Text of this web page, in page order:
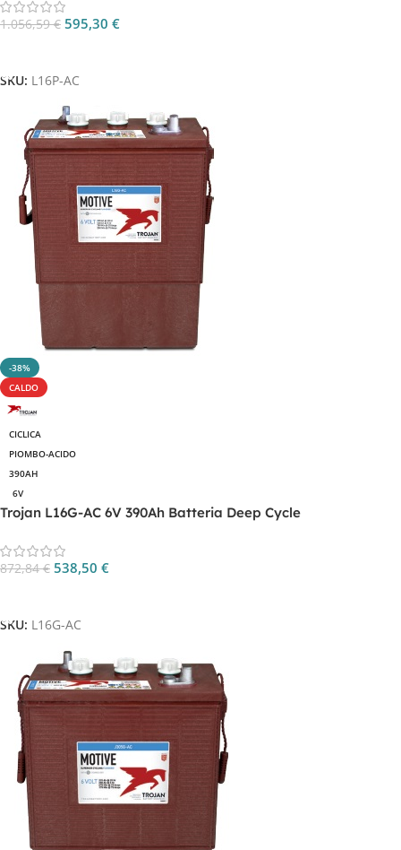
1.056,59€ 595,30 €
SKU: L16P-AC
-38%
CALDO
CICLICA
PIOMBO-ACIDO
390AH
6V
Trojan L16G-AC 6V 390Ah Batteria Deep Cycle
872,84€ 538,50 €
SKU: L16G-AC